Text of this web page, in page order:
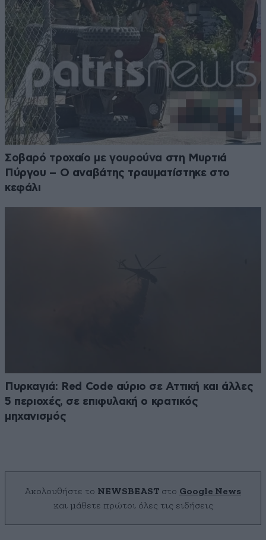
Σοβαρό τροχαίο με γουρούνα στη Μυρτιά
Πύργου – Ο αναβάτης τραυματίστηκε στο
κεφάλι
Πυρκαγιά: Red Code αύριο σε Αττική και άλλες
5 περιοχές, σε επιφυλακή ο κρατικός
μηχανισμός
Ακολουθήστε το NEWSBEAST στο Google News
και μάθετε πρώτοι όλες τις ειδήσεις